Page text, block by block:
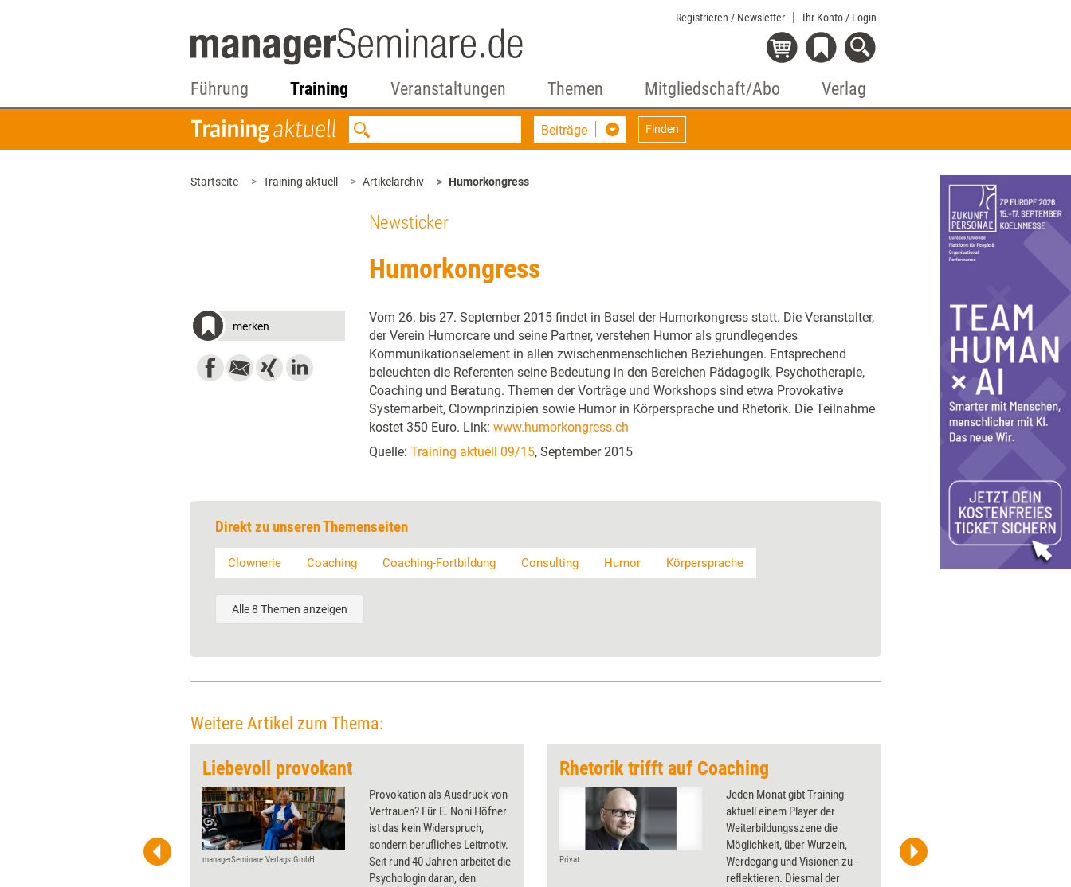
Registrieren / Newsletter Ihr Konto / Login
Führung Training Veranstaltungen Themen Mitgliedschaft/Abo Verlag
Beiträge Finden
Startseite Training aktuell Artikelarchiv Humorkongress
Newsticker
Humorkongress
merken
Vom 26. bis 27. September 2015 findet in Basel der Humorkongress statt. Die Veranstalter,
der Verein Humorcare und seine Partner, verstehen Humor als grundlegendes
Kommunikationselement in allen zwischenmenschlichen Beziehungen. Entsprechend
beleuchten die Referenten seine Bedeutung in den Bereichen Pädagogik, Psychotherapie,
Coaching und Beratung. Themen der Vorträge und Workshops sind etwa Provokative
Systemarbeit, Clownprinzipien sowie Humor in Körpersprache und Rhetorik. Die Teilnahme
kostet 350 Euro. Link: www.humorkongress.ch
Quelle: Training aktuell 09/15, September 2015
Direkt zu unseren Themenseiten
Clownerie Coaching Coaching-Fortbildung Consulting Humor Körpersprache
Alle 8 Themen anzeigen
Weitere Artikel zum Thema:
Liebevoll provokant
managerSeminare Verlags GmbH
Provokation als Ausdruck von
Vertrauen? Für E. Noni Höfner
ist das kein Widerspruch,
sondern berufliches Leitmotiv.
Seit rund 40 Jahren arbeitet die
Psychologin daran, den
Rhetorik trifft auf Coaching
Privat
Jeden Monat gibt Training
aktuell einem Player der
Weiterbildungsszene die
Möglichkeit, über Wurzeln,
Werdegang und Visionen zu ­
reflektieren. Diesmal der
managerSeminare